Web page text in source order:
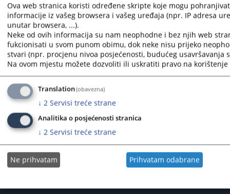
Ova web stranica koristi određene skripte koje mogu
informacije iz vašeg browsera i vašeg uređaja (npr. IP adresa
unutar browsera, ...).
Neke od ovih informacija su nam neophodne i bez njih web
fukcionisati u svom punom obimu, dok neke nisu prijeko
stvari (npr. procjenu nivoa posjećenosti, budućeg usavršavanja
Na ovom mjestu možete dozvoliti ili uskratiti pravo na
Translation(obavezna)
↓ 2 Servisi treće strane
Analitika o posjećenosti stranica
↓ 2 Servisi treće strane
Ne prihvatam Prihvatam odabrane